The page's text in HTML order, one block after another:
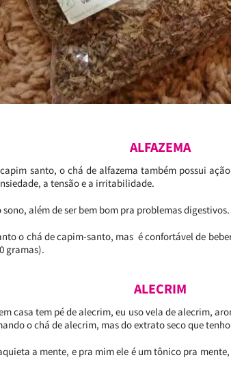
ALFAZEMA
santo, o chá de alfazema também possui
a tensão e a irritabilidade.
além de ser bem bom pra problemas digestivos.
o chá de capim-santo, mas é confortável de
gramas).
ALECRIM
casa tem pé de alecrim, eu uso vela de alecrim,
o chá de alecrim, mas do extrato seco que
a mente, e pra mim ele é um tônico pra